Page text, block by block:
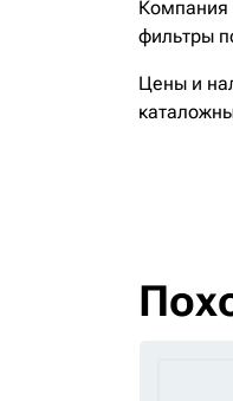
Компания
фильтры
Цены и